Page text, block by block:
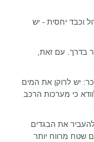
וכבד יחסית - יש
בדרך. עם זאת,
יש לרוקן את המים
כי מערכות הרכב
את הבגדים
שטח מרווח יותר